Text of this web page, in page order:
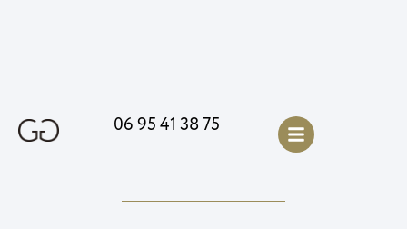
06 95 41 38 75